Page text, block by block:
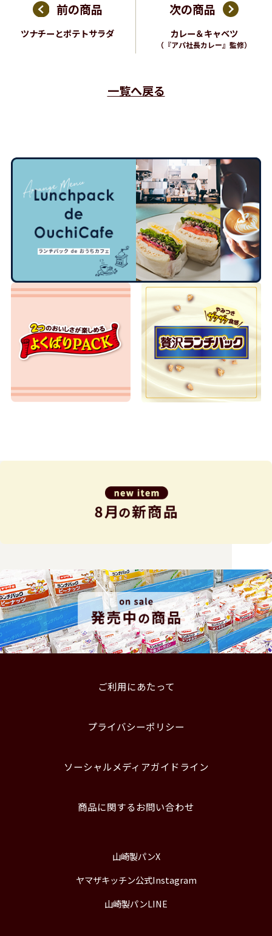
前の商品
ツナチーとポテトサラダ
一覧へ戻る
次の商品
カレー＆キャベツ
（『アパ社長カレー』監修）
ご利用にあたって
プライバシーポリシー
ソーシャルメディアガイドライン
商品に関するお問い合わせ
山崎製パンX
ヤマザキッチン公式Instagram
山崎製パンLINE